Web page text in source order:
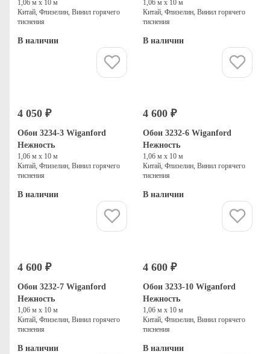
1,06 м х 10 м
Китай, Флизелин, Винил горячего
тиснения
В наличии
1,06 м х 10 м
Китай, Флизелин, Винил горячего
тиснения
В наличии
4 050 ₽
Обои 3234-3 Wiganford
Нежность
1,06 м х 10 м
Китай, Флизелин, Винил горячего
тиснения
В наличии
4 600 ₽
Обои 3232-6 Wiganford
Нежность
1,06 м х 10 м
Китай, Флизелин, Винил горячего
тиснения
В наличии
4 600 ₽
Обои 3232-7 Wiganford
Нежность
1,06 м х 10 м
Китай, Флизелин, Винил горячего
тиснения
В наличии
4 600 ₽
Обои 3233-10 Wiganford
Нежность
1,06 м х 10 м
Китай, Флизелин, Винил горячего
тиснения
В наличии